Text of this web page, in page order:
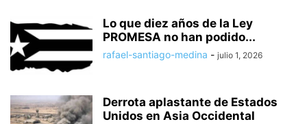
Lo que diez años de la Ley
PROMESA no han podido...
rafael-santiago-medina - julio 1, 2026
Derrota aplastante de Estados
Unidos en Asia Occidental